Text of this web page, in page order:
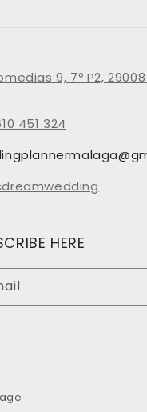
9, 7º P2,
451 324
HERE